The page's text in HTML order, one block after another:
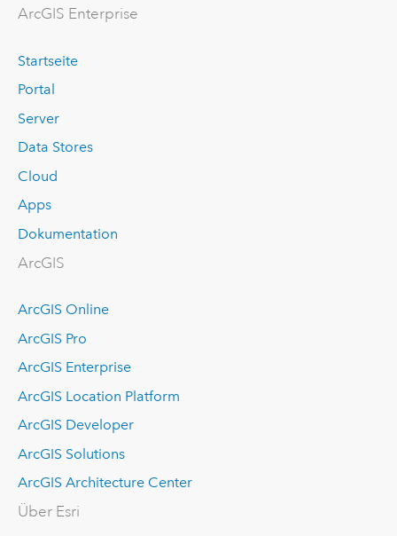
ArcGIS Enterprise
Startseite
Portal
Server
Data Stores
Cloud
Apps
Dokumentation
ArcGIS
ArcGIS Online
ArcGIS Pro
ArcGIS Enterprise
ArcGIS Location Platform
ArcGIS Developer
ArcGIS Solutions
ArcGIS Architecture Center
Über Esri